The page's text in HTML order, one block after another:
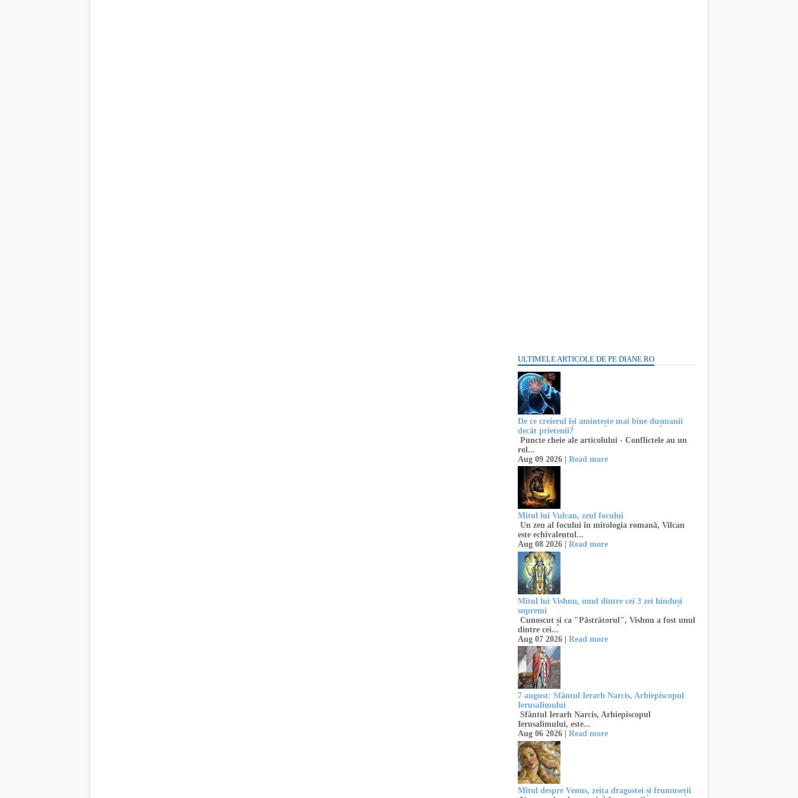
ULTIMELE ARTICOLE DE PE DIANE.RO
De ce creierul își amintește mai bine dușmanii
decât prietenii?
Puncte cheie ale articolului - Conflictele au un
rol...
Aug 09 2026 | Read more
Mitul lui Vulcan, zeul focului
Un zeu al focului în mitologia romană, Vilcan
este echivalentul...
Aug 08 2026 | Read more
Mitul lui Vishnu, unul dintre cei 3 zei hinduși
supremi
Cunoscut și ca "Păstrătorul", Vishnu a fost unul
dintre cei...
Aug 07 2026 | Read more
7 august: Sfântul Ierarh Narcis, Arhiepiscopul
Ierusalimului
Sfântul Ierarh Narcis, Arhiepiscopul
Ierusalimului, este...
Aug 06 2026 | Read more
Mitul despre Venus, zeița dragostei și frumuseții